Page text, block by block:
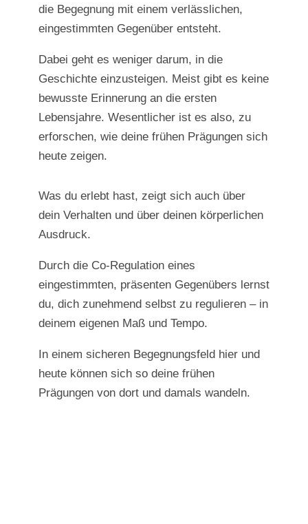
die Begegnung mit einem verlässlichen,
eingestimmten Gegenüber entsteht.
Dabei geht es weniger darum, in die
Geschichte einzusteigen. Meist gibt es keine
bewusste Erinnerung an die ersten
Lebensjahre. Wesentlicher ist es also, zu
erforschen, wie deine frühen Prägungen sich
heute zeigen.
Was du erlebt hast, zeigt sich auch über
dein Verhalten und über deinen körperlichen
Ausdruck.
Durch die Co-Regulation eines
eingestimmten, präsenten Gegenübers lernst
du, dich zunehmend selbst zu regulieren – in
deinem eigenen Maß und Tempo.
In einem sicheren Begegnungsfeld hier und
heute können sich so deine frühen
Prägungen von dort und damals wandeln.